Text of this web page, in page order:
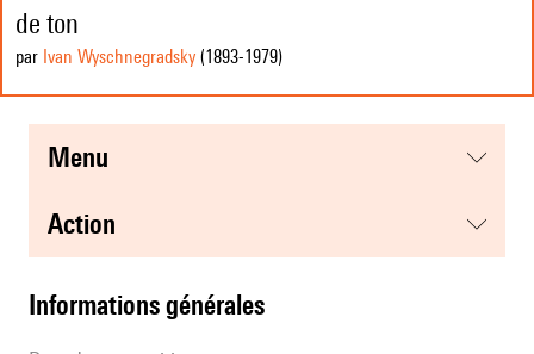
de ton
par Ivan Wyschnegradsky (1893-1979)
menu
action
informations générales